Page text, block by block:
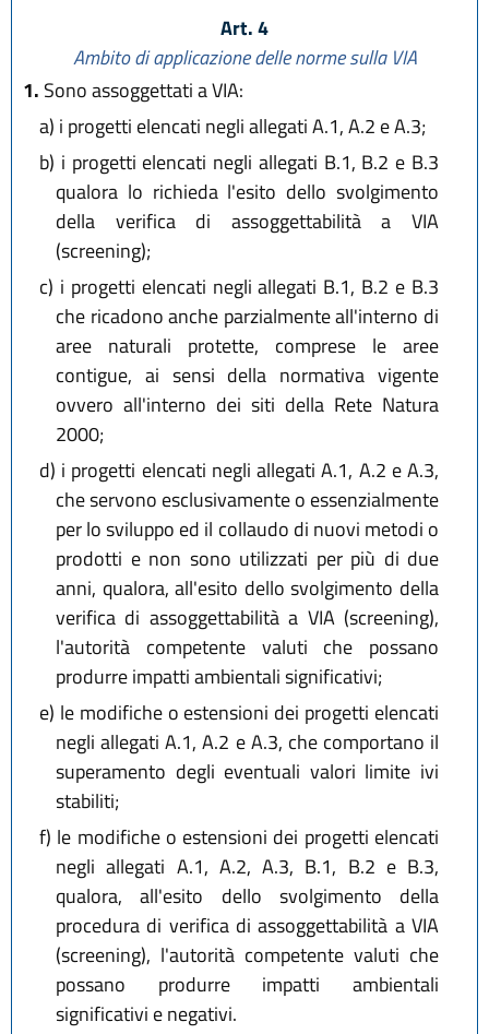
Art. 4
Ambito di applicazione delle norme sulla VIA
1. Sono assoggettati a VIA:
a) i progetti elencati negli allegati A.1, A.2 e A.3;
b) i progetti elencati negli allegati B.1, B.2 e B.3
qualora lo richieda l'esito dello svolgimento
della verifica di assoggettabilità a VIA
(screening);
c) i progetti elencati negli allegati B.1, B.2 e B.3
che ricadono anche parzialmente all'interno di
aree naturali protette, comprese le aree
contigue, ai sensi della normativa vigente
ovvero all'interno dei siti della Rete Natura
2000;
d) i progetti elencati negli allegati A.1, A.2 e A.3,
che servono esclusivamente o essenzialmente
per lo sviluppo ed il collaudo di nuovi metodi o
prodotti e non sono utilizzati per più di due
anni, qualora, all'esito dello svolgimento della
verifica di assoggettabilità a VIA (screening),
l'autorità competente valuti che possano
produrre impatti ambientali significativi;
e) le modifiche o estensioni dei progetti elencati
negli allegati A.1, A.2 e A.3, che comportano il
superamento degli eventuali valori limite ivi
stabiliti;
f) le modifiche o estensioni dei progetti elencati
negli allegati A.1, A.2, A.3, B.1, B.2 e B.3,
qualora, all'esito dello svolgimento della
procedura di verifica di assoggettabilità a VIA
(screening), l'autorità competente valuti che
possano produrre impatti ambientali
significativi e negativi.